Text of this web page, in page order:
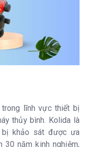
lĩnh vực thiết bị
thủy bình. Kolida là
bị khảo sát được ưa
30 năm kinh nghiệm,